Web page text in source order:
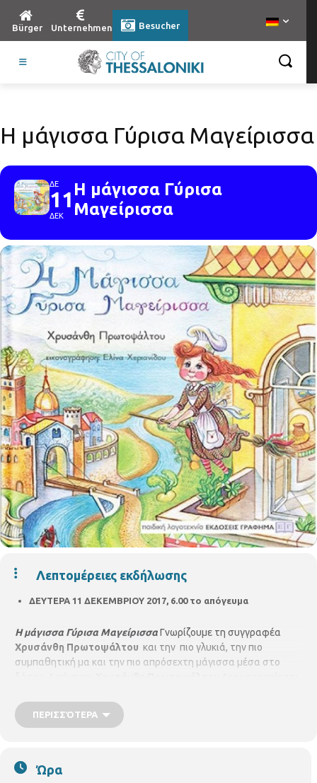
Bürger Unternehmen Besucher
Η μάγισσα Γύρισα Μαγείρισσα
ΔΕ
11
ΔΕΚ
Η μάγισσα Γύρισα
Μαγείρισσα
Λεπτομέρειες εκδήλωσης
ΔΕΥΤΕΡΑ 11 ΔΕΚΕΜΒΡΙΟΥ 2017, 6.00 το απόγευμα
Η μάγισσα Γύρισα ΜαγείρισσαΓνωρίζουμε τη συγγραφέα
Χρυσάνθη Πρωτοψάλτου και την πιο γλυκιά, την πιο
συμπαθητική μα και την πιο απρόσεχτη μάγισσα μέσα στο
παιδιά από 6 ετών, με προεγγραφή
ΠΕΡΙΣΣΌΤΕΡΑ
Ώρα